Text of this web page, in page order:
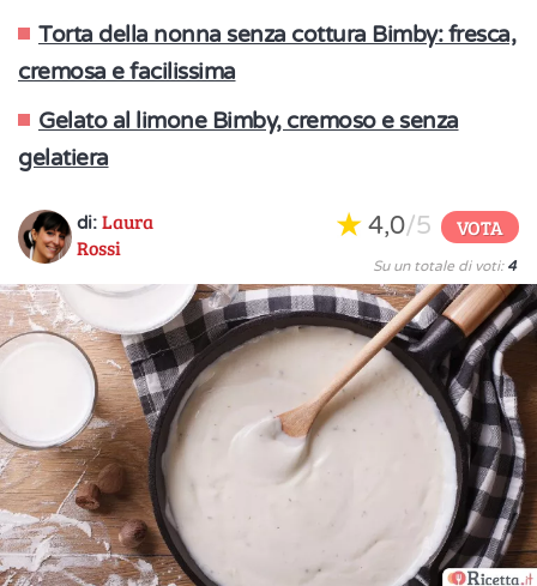
Torta della nonna senza cottura Bimby: fresca,
cremosa e facilissima
Gelato al limone Bimby, cremoso e senza
gelatiera
di: Laura
Rossi
4,0/5 VOTA
Su un totale di voti: 4